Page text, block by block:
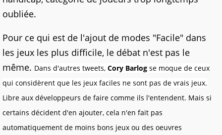
oubliée.
Pour ce qui est de l'ajout de modes "Facile" dans
les jeux les plus difficile, le débat n'est pas le
même. Dans d'autres tweets, Cory Barlog se moque de ceux
qui considèrent que les jeux faciles ne sont pas de vrais jeux.
Libre aux développeurs de faire comme ils l'entendent. Mais si
certains décident d'en ajouter, cela n'en fait pas
automatiquement de moins bons jeux ou des oeuvres